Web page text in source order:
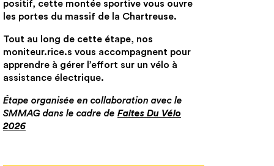
positif, cette montée sportive vous ouvre
les portes du massif de la Chartreuse.
Tout au long de cette étape, nos
moniteur.rice.s vous accompagnent pour
apprendre à gérer l’effort sur un vélo à
assistance électrique.
Étape organisée en collaboration avec le
SMMAG dans le cadre de Faites Du Vélo
2026